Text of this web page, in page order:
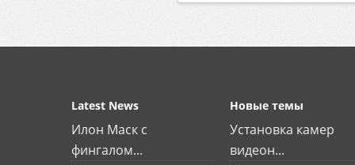
Latest News
Илон Маск с
фингалом...
Новые темы
Установка камер
видеон...